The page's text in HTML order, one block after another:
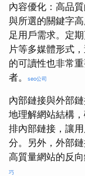
內容優化：高品
與所選的關鍵字
足用戶需求。定
片等多媒體形式
的可讀性也非常
者。
seo公司
內部鏈接與外部
地理解網站結構
排內部鏈接，讓
分。另外，外部
高質量網站的反
巧